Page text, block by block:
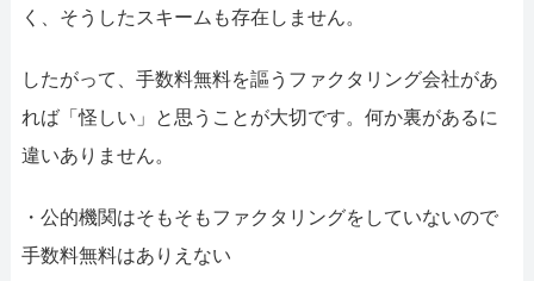
く、そうしたスキームも存在しません。
したがって、手数料無料を謳うファクタリング会社があ
れば「怪しい」と思うことが大切です。何か裏があるに
違いありません。
・公的機関はそもそもファクタリングをしていないので
手数料無料はありえない